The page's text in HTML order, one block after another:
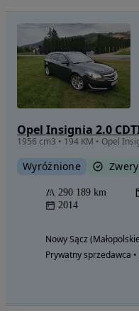
1956 cm3 • 194 KM • Opel
Wyróżnione
290 189 km
2014
Nowy Sącz
Prywatny sprzedawca